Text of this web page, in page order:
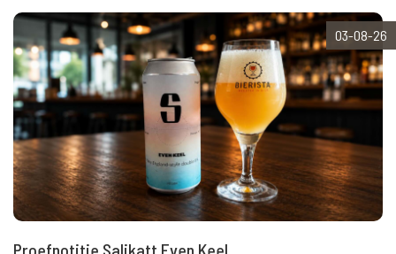
03-08-26
Proefnotitie Salikatt Even Keel